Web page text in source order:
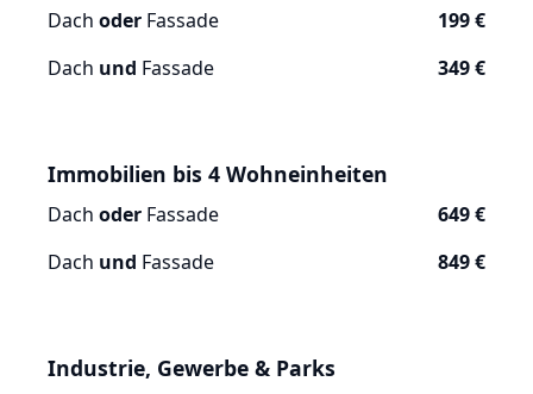
Dach oder Fassade
199 €
Dach und Fassade 349 €
Immobilien bis 4 Wohneinheiten
Dach oder Fassade
649 €
Dach und Fassade 849 €
Industrie, Gewerbe & Parks